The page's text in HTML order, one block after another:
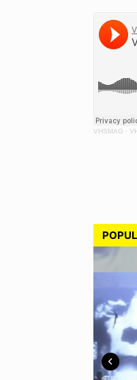
VHSMAG ·